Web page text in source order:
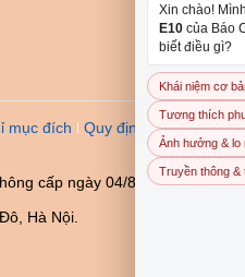
mục đích
Quy định dẫn
cấp ngày 04/8/2023
Hà Nội.
Xin chào!
E10 của Báo
biết điều gì?
Khái niệm cơ
Tương thích
Ảnh hưởng & lo
Truyền thông &